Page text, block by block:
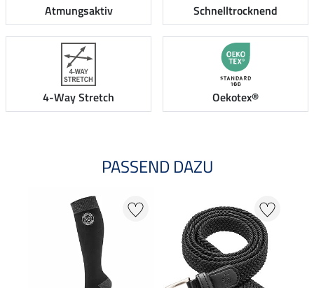
Atmungsaktiv Schnelltrocknend
4-Way Stretch Oekotex®
PASSEND DAZU